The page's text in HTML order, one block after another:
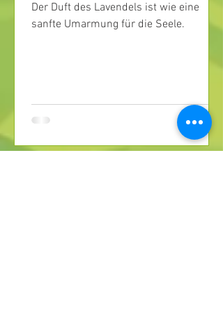
Der Duft des Lavendels ist wie eine
sanfte Umarmung für die Seele.